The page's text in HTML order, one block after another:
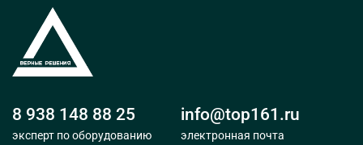
8 938 148 88 25
эксперт по оборудованию
info@top161.ru
электронная почта